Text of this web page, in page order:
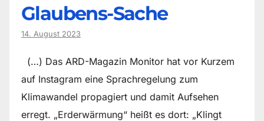
Glaubens-Sache
14. August 2023
(…) Das ARD-Magazin Monitor hat vor Kurzem
auf Instagram eine Sprachregelung zum
Klimawandel propagiert und damit Aufsehen
erregt. „Erderwärmung“ heißt es dort: „Klingt